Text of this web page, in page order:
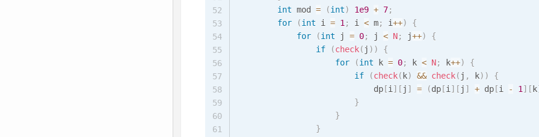
int mod = (int) 1e9 + 7;
for
(int i = 1; i < m; i++)
{
for
(int j = 0; j < N; j++)
{
if
(check( j ) )
{
for
(int k = 0; k < N; k++)
{
if
(check( k) && check( j , k) )
{
                            dp
[i] [ j ] = (dp[i] [ j ] + dp[i - 1] [ k]
}
}
}
52
53
54
55
56
57
58
59
60
61